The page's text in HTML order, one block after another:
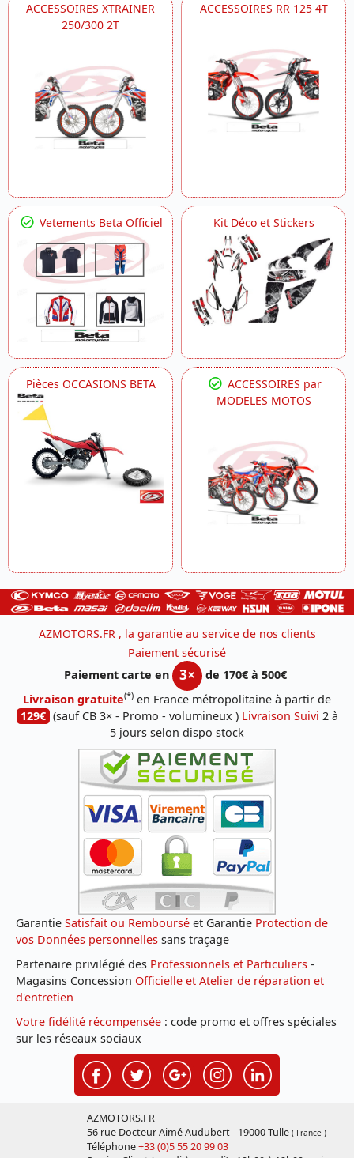
ACCESSOIRES XTRAINER
250/300 2T
ACCESSOIRES RR 125 4T
Vetements Beta Officiel Kit Déco et Stickers
Pièces OCCASIONS BETA
ACCESSOIRES par
MODELES MOTOS
AZMOTORS.FR , la garantie au service de nos clients
Paiement sécurisé
Paiement carte en
3×
de 170€ à 500€
Livraison gratuite(*) en France métropolitaine à partir de
129€ (sauf CB 3× - Promo - volumineux ) Livraison Suivi 2 à
5 jours selon dispo stock
Garantie Satisfait ou Remboursé et Garantie Protection de
vos Données personnelles sans traçage
Partenaire privilégié des Professionnels et Particuliers -
Magasins Concession Officielle et Atelier de réparation et
d'entretien
Votre fidélité récompensée : code promo et offres spéciales
sur les réseaux sociaux
AZMOTORS.FR
56 rue Docteur Aimé Audubert - 19000 Tulle ( France )
Téléphone+33 (0)5 55 20 99 03